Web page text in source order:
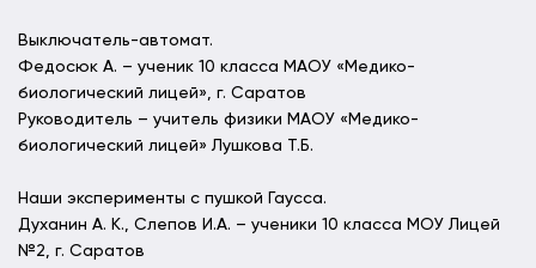
Выключатель-автомат.
Федосюк А. – ученик 10 класса МАОУ «Медико-
биологический лицей», г. Саратов
Руководитель – учитель физики МАОУ «Медико-
биологический лицей» Лушкова Т.Б.
Наши эксперименты с пушкой Гаусса.
Духанин А. К., Слепов И.А. – ученики 10 класса МОУ Лицей
№2, г. Саратов